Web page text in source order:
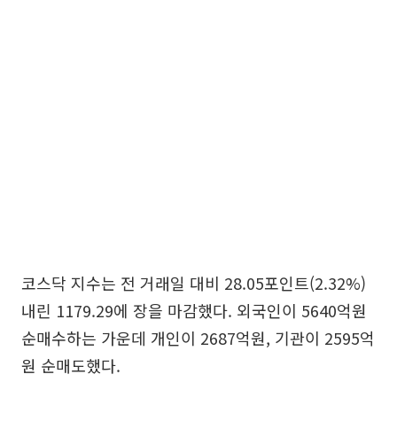
코스닥 지수는 전 거래일 대비 28.05포인트(2.32%)
내린 1179.29에 장을 마감했다. 외국인이 5640억원
순매수하는 가운데 개인이 2687억원, 기관이 2595억
원 순매도했다.